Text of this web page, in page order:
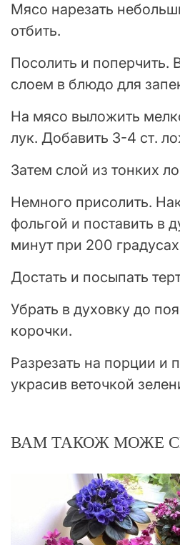
Мясо нарезать
отбить.
Посолить и
слоем в блюдо для
На мясо выложить
лук. Добавить 3-4 ст.
Затем слой из тонких
Немного присолить.
фольгой и поставить в
минут при 200
Достать и посыпать
Убрать в духовку до
корочки.
Разрезать на порции и
украсив веточкой
ВАМ ТАКОЖ МОЖЕ